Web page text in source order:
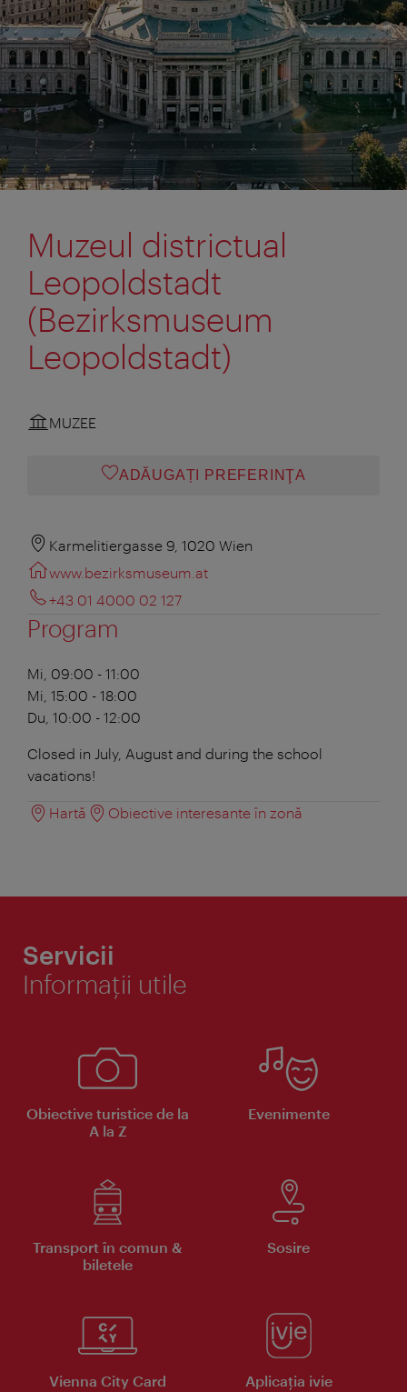
Muzeul districtual
Leopoldstadt
(Bezirksmuseum
Leopoldstadt)
MUZEE
ADĂUGAȚI PREFERINŢA
Karmelitiergasse 9, 1020 Wien
www.bezirksmuseum.at
+43 01 4000 02 127
Program
Mi, 09:00 - 11:00
Mi, 15:00 - 18:00
Du, 10:00 - 12:00
Closed in July, August and during the school
vacations!
Hartă Obiective interesante în zonă
Servicii
Informaţii utile
Obiective turistice de la
A la Z
Evenimente
Transport în comun &
biletele
Sosire
Vienna City Card Aplicaţia ivie